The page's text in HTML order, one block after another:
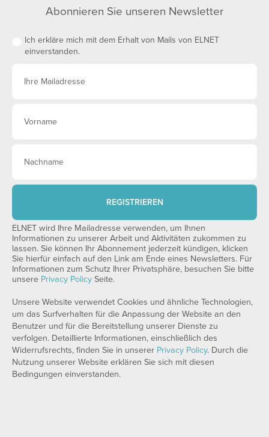
Abonnieren Sie unseren Newsletter
Ich erkläre mich mit dem Erhalt von Mails von ELNET
einverstanden.
REGISTRIEREN
ELNET wird Ihre Mailadresse verwenden, um Ihnen
Informationen zu unserer Arbeit und Aktivitäten zukommen zu
lassen. Sie können Ihr Abonnement jederzeit kündigen, klicken
Sie hierfür einfach auf den Link am Ende eines Newsletters. Für
Informationen zum Schutz Ihrer Privatsphäre, besuchen Sie bitte
unsere Privacy Policy Seite.
Unsere Website verwendet Cookies und ähnliche Technologien,
um das Surfverhalten für die Anpassung der Website an den
Benutzer und für die Bereitstellung unserer Dienste zu
verfolgen. Detaillierte Informationen, einschließlich des
Widerrufsrechts, finden Sie in unserer Privacy Policy. Durch die
Nutzung unserer Website erklären Sie sich mit diesen
Bedingungen einverstanden.